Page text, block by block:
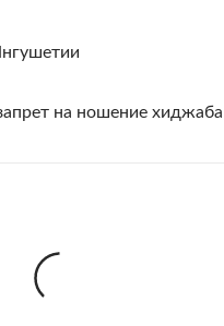
на ношение хиджаба